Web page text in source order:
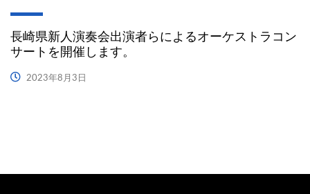
長崎県新人演奏会出演者らによるオーケストラコン
サートを開催します。
2023年8月3日